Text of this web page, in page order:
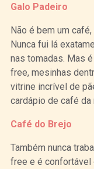
Galo Padeiro
Não é bem um
Nunca fui lá
nas tomadas. Mas
free, mesinhas
vitrine incrível de
cardápio de café da
Café do Brejo
Também nunca
free e é confortável